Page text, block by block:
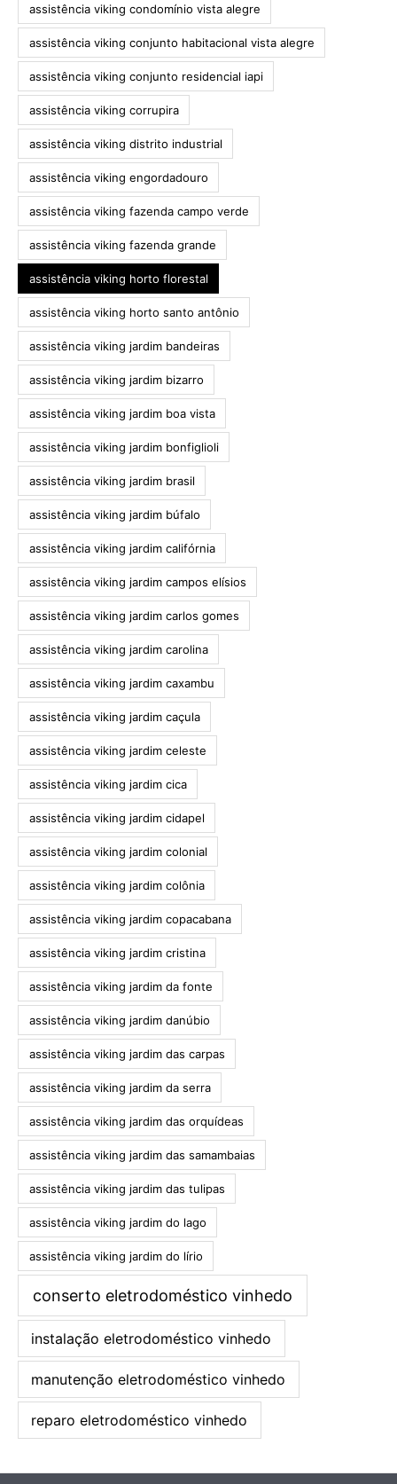
assistência viking condomínio vista alegre
assistência viking conjunto habitacional vista alegre
assistência viking conjunto residencial iapi
assistência viking corrupira
assistência viking distrito industrial
assistência viking engordadouro
assistência viking fazenda campo verde
assistência viking fazenda grande
assistência viking horto florestal
assistência viking horto santo antônio
assistência viking jardim bandeiras
assistência viking jardim bizarro
assistência viking jardim boa vista
assistência viking jardim bonfiglioli
assistência viking jardim brasil
assistência viking jardim búfalo
assistência viking jardim califórnia
assistência viking jardim campos elísios
assistência viking jardim carlos gomes
assistência viking jardim carolina
assistência viking jardim caxambu
assistência viking jardim caçula
assistência viking jardim celeste
assistência viking jardim cica
assistência viking jardim cidapel
assistência viking jardim colonial
assistência viking jardim colônia
assistência viking jardim copacabana
assistência viking jardim cristina
assistência viking jardim da fonte
assistência viking jardim danúbio
assistência viking jardim das carpas
assistência viking jardim da serra
assistência viking jardim das orquídeas
assistência viking jardim das samambaias
assistência viking jardim das tulipas
assistência viking jardim do lago
assistência viking jardim do lírio
conserto eletrodoméstico vinhedo
instalação eletrodoméstico vinhedo
manutenção eletrodoméstico vinhedo
reparo eletrodoméstico vinhedo